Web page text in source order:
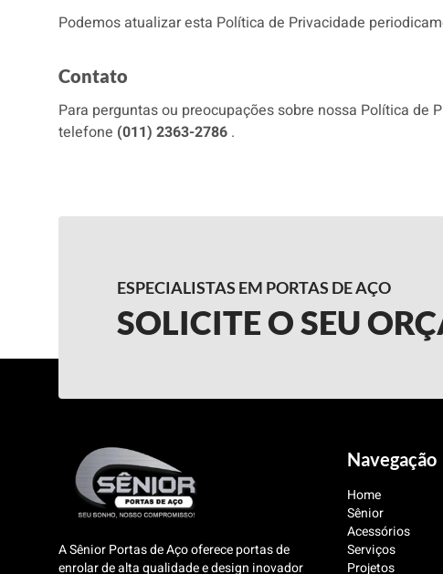
Podemos atualizar esta Política de Privacidade
Contato
Para perguntas ou preocupações sobre nossa Política de
telefone (011) 2363-2786 .
ESPECIALISTAS EM PORTAS DE AÇO
SOLICITE O SEU
A Sênior Portas de Aço oferece portas de
enrolar de alta qualidade e design inovador
Navegação
Home
Sênior
Acessórios
Serviços
Projetos